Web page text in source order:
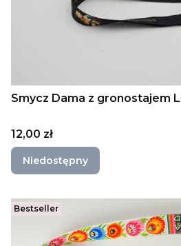
Smycz Dama z gronostajem
Cena
12,00 zł
Niedostępny
Bestseller